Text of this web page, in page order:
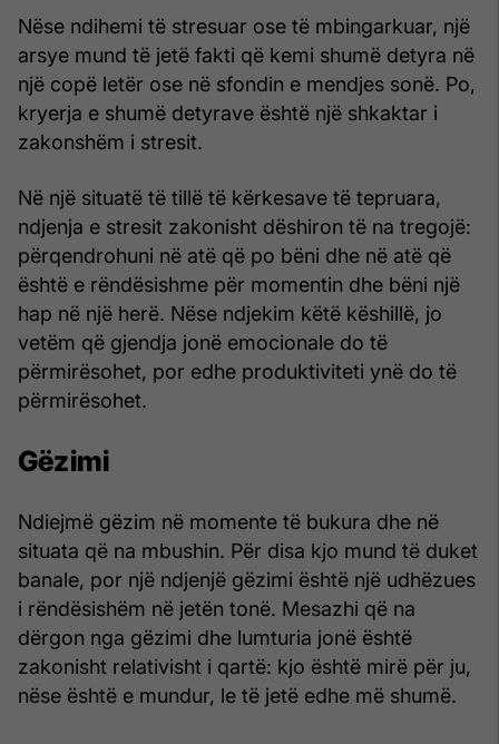
Nëse ndihemi të stresuar ose të mbingarkuar, një
arsye mund të jetë fakti që kemi shumë detyra në
një copë letër ose në sfondin e mendjes sonë. Po,
kryerja e shumë detyrave është një shkaktar i
zakonshëm i stresit.
Në një situatë të tillë të kërkesave të tepruara,
ndjenja e stresit zakonisht dëshiron të na tregojë:
përqendrohuni në atë që po bëni dhe në atë që
është e rëndësishme për momentin dhe bëni një
hap në një herë. Nëse ndjekim këtë këshillë, jo
vetëm që gjendja jonë emocionale do të
përmirësohet, por edhe produktiviteti ynë do të
përmirësohet.
Gëzimi
Ndiejmë gëzim në momente të bukura dhe në
situata që na mbushin. Për disa kjo mund të duket
banale, por një ndjenjë gëzimi është një udhëzues
i rëndësishëm në jetën tonë. Mesazhi që na
dërgon nga gëzimi dhe lumturia jonë është
zakonisht relativisht i qartë: kjo është mirë për ju,
nëse është e mundur, le të jetë edhe më shumë.